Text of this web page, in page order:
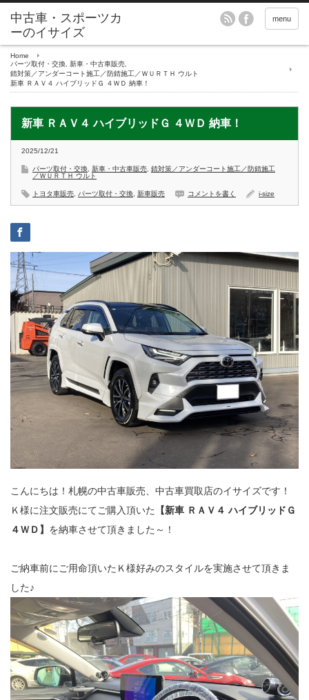
menu
Home
パーツ取付・交換 新車・中古車販売
錆対策／アンダーコート施工／防錆施工／ＷＵＲＴＨ ウルト
新車 ＲＡＶ４ ハイブリッドＧ ４ＷＤ 納車！
新車 ＲＡＶ４ ハイブリッドＧ ４ＷＤ 納車！
2025/12/21
パーツ取付・交換 新車・中古車販売 錆対策／アンダーコート施工／防錆施工
／ＷＵＲＴＨ ウルト
トヨタ車販売 パーツ取付・交換 新車販売 コメントを書く i-size
こんにちは！札幌の中古車販売、中古車買取店のイサイズです！
Ｋ様に注文販売にてご購入頂いた
【新車 ＲＡＶ４ ハイブリッドＧ
４ＷＤ】 を納車させて頂きました～！
ご納車前にご用命頂いたＫ様好みのスタイルを実施させて頂きま
した♪